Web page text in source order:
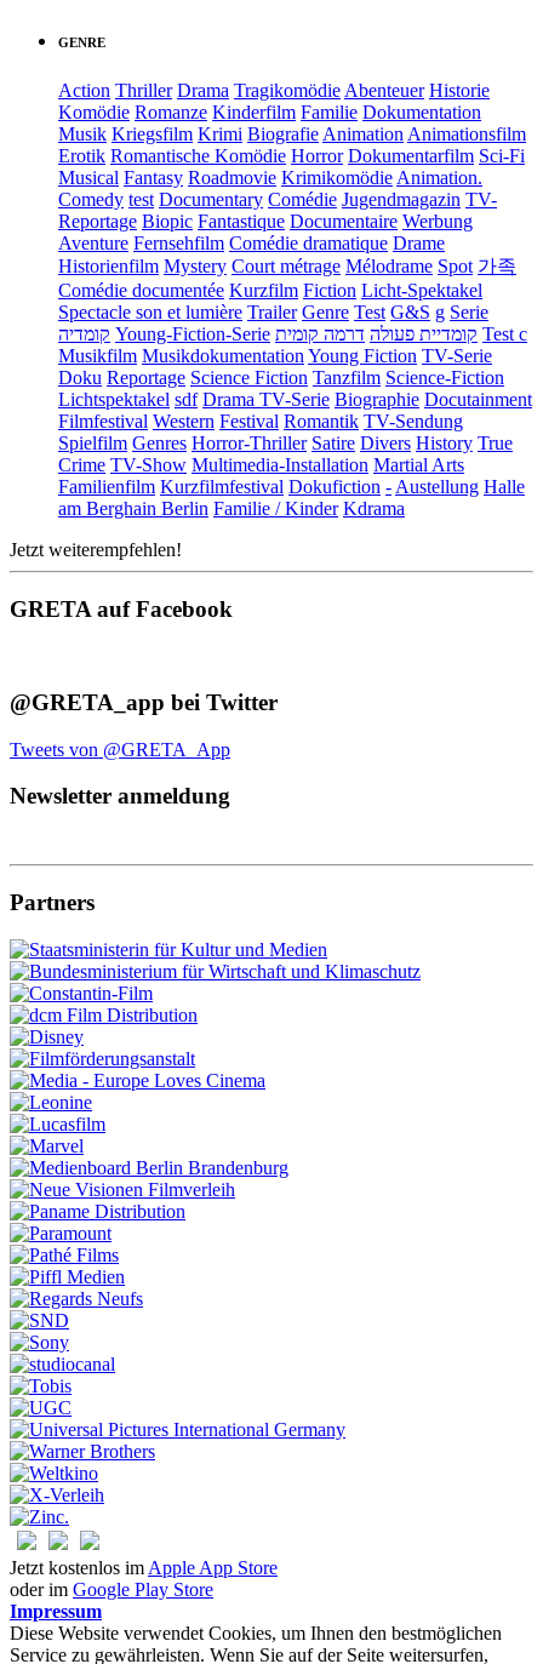
GENRE
Action Thriller Drama Tragikomödie Abenteuer Historie
Komödie Romanze Kinderfilm Familie Dokumentation
Musik Kriegsfilm Krimi Biografie Animation Animationsfilm
Erotik Romantische Komödie Horror Dokumentarfilm Sci-Fi
Musical Fantasy Roadmovie Krimikomödie Animation.
Comedy test Documentary Comédie Jugendmagazin TV-
Reportage Biopic Fantastique Documentaire Werbung
Aventure Fernsehfilm Comédie dramatique Drame
Historienfilm Mystery Court métrage Mélodrame Spot 가족
Comédie documentée Kurzfilm Fiction Licht-Spektakel
Spectacle son et lumière Trailer Genre Test G&S g Serie
קומדיה Young-Fiction-Serie קומדיית פעולה דרמה קומית
Test c
Musikfilm Musikdokumentation Young Fiction TV-Serie
Doku Reportage Science Fiction Tanzfilm Science-Fiction
Lichtspektakel sdf Drama TV-Serie Biographie Docutainment
Filmfestival Western Festival Romantik TV-Sendung
Spielfilm Genres Horror-Thriller Satire Divers History True
Crime TV-Show Multimedia-Installation Martial Arts
Familienfilm Kurzfilmfestival Dokufiction - Austellung Halle
am Berghain Berlin Familie / Kinder Kdrama
Jetzt weiterempfehlen!
GRETA auf Facebook
@GRETA_app bei Twitter
Tweets von @GRETA_App
Newsletter anmeldung
Partners
Jetzt kostenlos im Apple App Store
oder im Google Play Store
Impressum
Diese Website verwendet Cookies, um Ihnen den bestmöglichen
Service zu gewährleisten. Wenn Sie auf der Seite weitersurfen,